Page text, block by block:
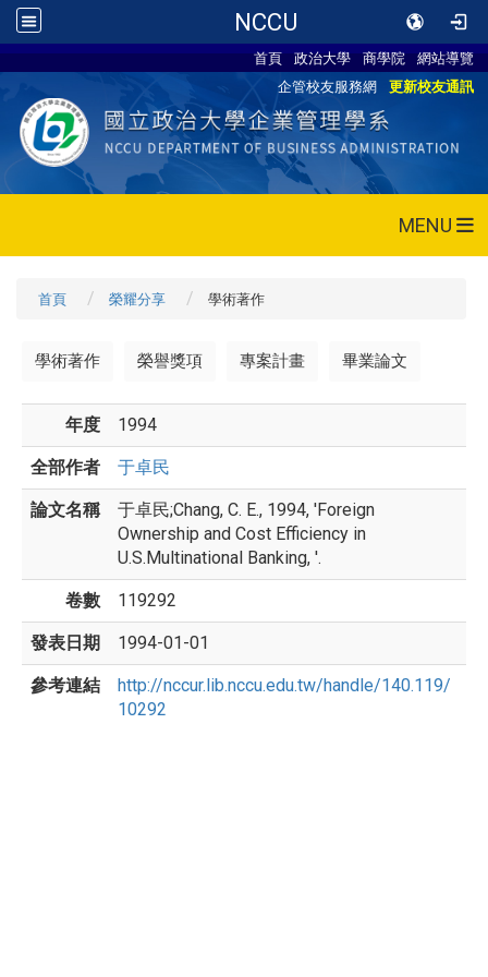
NCCU
首頁 政治大學 商學院
網站導覽
企管校友服務網
更新校友通訊
MENU
首頁 榮耀分享 學術著作
學術著作 榮譽獎項 專案計畫 畢業論文
年度 1994
全部作者 于卓民
論文名稱
于卓民;Chang, C. E., 1994, 'Foreign
Ownership and Cost Efficiency in
U.S.Multinational Banking, '.
卷數 119292
發表日期 1994-01-01
參考連結
http://nccur.lib.nccu.edu.tw/handle/140.119/
10292